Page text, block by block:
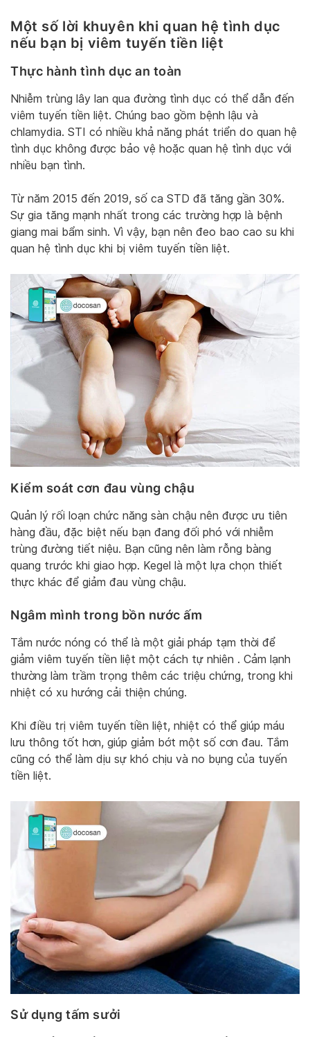
Một số lời khuyên khi quan hệ tình dục
nếu bạn bị viêm tuyến tiền liệt
Thực hành tình dục an toàn
Nhiễm trùng lây lan qua đường tình dục có thể dẫn đến
viêm tuyến tiền liệt. Chúng bao gồm bệnh lậu và
chlamydia. STI có nhiều khả năng phát triển do quan hệ
tình dục không được bảo vệ hoặc quan hệ tình dục với
nhiều bạn tình.
Từ năm 2015 đến 2019, số ca STD đã tăng gần 30%.
Sự gia tăng mạnh nhất trong các trường hợp là bệnh
giang mai bẩm sinh. Vì vậy, bạn nên đeo bao cao su khi
quan hệ tình dục khi bị viêm tuyến tiền liệt.
Kiểm soát cơn đau vùng chậu
Quản lý rối loạn chức năng sàn chậu nên được ưu tiên
hàng đầu, đặc biệt nếu bạn đang đối phó với nhiễm
trùng đường tiết niệu. Bạn cũng nên làm rỗng bàng
quang trước khi giao hợp. Kegel là một lựa chọn thiết
thực khác để giảm đau vùng chậu.
Ngâm mình trong bồn nước ấm
Tắm nước nóng có thể là một giải pháp tạm thời để
giảm viêm tuyến tiền liệt một cách tự nhiên . Cảm lạnh
thường làm trầm trọng thêm các triệu chứng, trong khi
nhiệt có xu hướng cải thiện chúng.
Khi điều trị viêm tuyến tiền liệt, nhiệt có thể giúp máu
lưu thông tốt hơn, giúp giảm bớt một số cơn đau. Tắm
cũng có thể làm dịu sự khó chịu và no bụng của tuyến
tiền liệt.
Sử dụng tấm sưởi